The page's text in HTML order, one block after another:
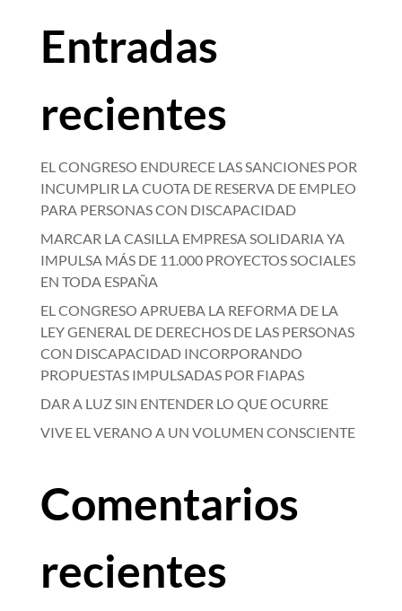
Entradas
recientes
EL CONGRESO ENDURECE LAS SANCIONES POR
INCUMPLIR LA CUOTA DE RESERVA DE EMPLEO
PARA PERSONAS CON DISCAPACIDAD
MARCAR LA CASILLA EMPRESA SOLIDARIA YA
IMPULSA MÁS DE 11.000 PROYECTOS SOCIALES
EN TODA ESPAÑA
EL CONGRESO APRUEBA LA REFORMA DE LA
LEY GENERAL DE DERECHOS DE LAS PERSONAS
CON DISCAPACIDAD INCORPORANDO
PROPUESTAS IMPULSADAS POR FIAPAS
DAR A LUZ SIN ENTENDER LO QUE OCURRE
VIVE EL VERANO A UN VOLUMEN CONSCIENTE
Comentarios
recientes